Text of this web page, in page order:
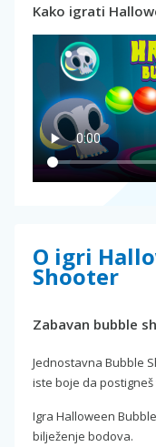
Kako igrati
O igri
Shooter
Zabavan bubble
Jednostavna Bubble
iste boje da
Igra Halloween
bilježenje bodova.